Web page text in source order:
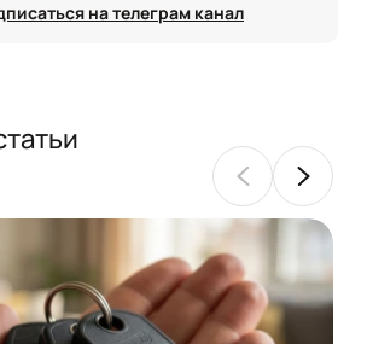
на телеграм канал